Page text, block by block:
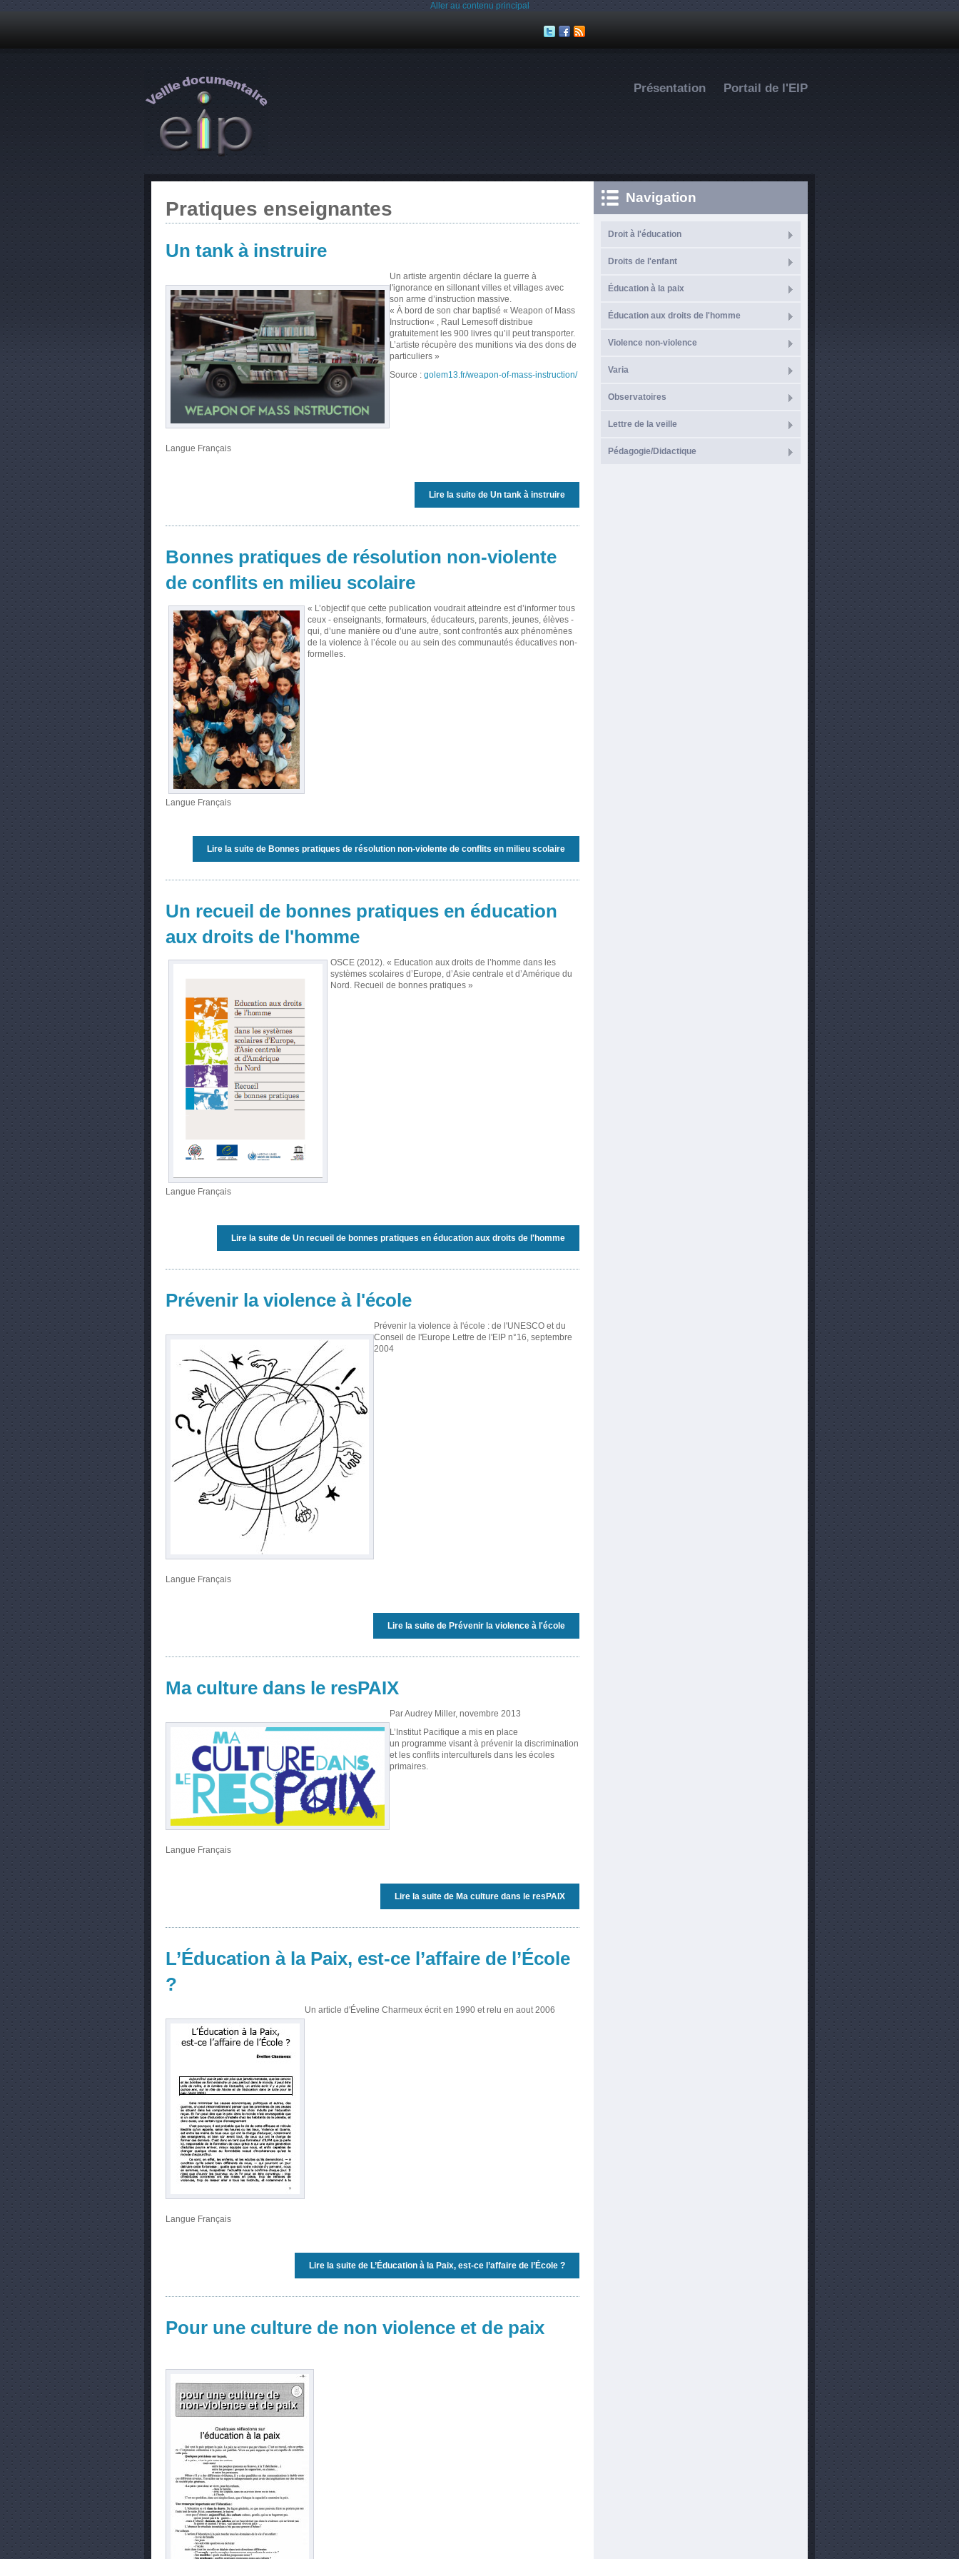
Aller au contenu principal
Présentation Portail de l'EIP
Pratiques enseignantes
Un tank à instruire
Un artiste argentin déclare la guerre à
l'ignorance en sillonant villes et villages avec
son arme d’instruction massive.
« À bord de son char baptisé « Weapon of Mass
Instruction« , Raul Lemesoff distribue
gratuitement les 900 livres qu’il peut transporter.
L’artiste récupère des munitions via des dons de
particuliers »
Source : golem13.fr/weapon-of-mass-instruction/
Langue Français
Lire la suite de Un tank à instruire
Bonnes pratiques de résolution non-violente
de conflits en milieu scolaire
« L’objectif que cette publication voudrait atteindre est d’informer tous
ceux - enseignants, formateurs, éducateurs, parents, jeunes, élèves -
qui, d’une manière ou d’une autre, sont confrontés aux phénomènes
de la violence à l’école ou au sein des communautés éducatives non-
formelles.
Langue Français
Lire la suite de Bonnes pratiques de résolution non-violente de conflits en milieu scolaire
Un recueil de bonnes pratiques en éducation
aux droits de l'homme
OSCE (2012). « Education aux droitsde l’homme dansles
systèmes scolaires d’Europe d’Asie centrale et d’Amérique du
Nord Recueil de bonnes pratiques»
Langue Français
Lire la suite de Un recueil de bonnes pratiques en éducation aux droits de l'homme
Prévenir la violence à l'école
Prévenir la violence à l'école : de l'UNESCO et du
Conseil de l'Europe Lettre de l'EIP n°16, septembre
2004
Langue Français
Lire la suite de Prévenir la violence à l'école
Ma culture dans le resPAIX
Par Audrey Miller, novembre 2013
L’Institut Pacifique a mis en place
un programme visant à prévenir la discrimination
et les conflits interculturels dans les écoles
primaires.
Langue Français
Lire la suite de Ma culture dans le resPAIX
L’Éducation à la Paix, est-ce l’affaire de l’École
?
Un article d'Éveline Charmeux écrit en 1990 et relu en aout 2006
Langue Français
Lire la suite de L’Éducation à la Paix, est-ce l’affaire de l’École ?
Pour une culture de non violence et de paix
Navigation
Droit à l'éducation
Droits de l'enfant
Éducation à la paix
Éducation aux droits de l'homme
Violence non-violence
Varia
Observatoires
Lettre de la veille
Pédagogie/Didactique